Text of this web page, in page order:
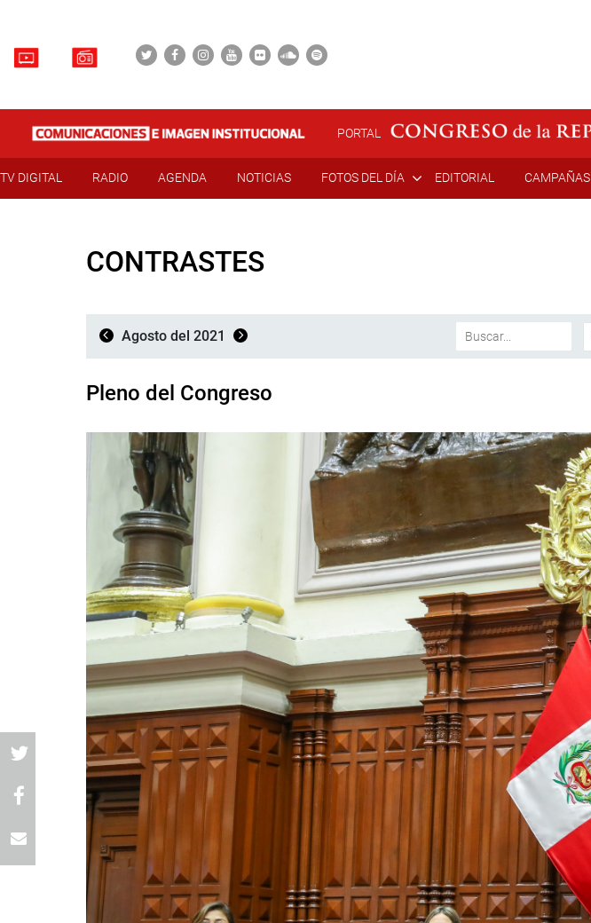
PORTAL
TV DIGITAL RADIO AGENDA NOTICIAS FOTOS DEL DÍA EDITORIAL CAMPAÑAS
CONTRASTES
Agosto del 2021
Pleno del Congreso